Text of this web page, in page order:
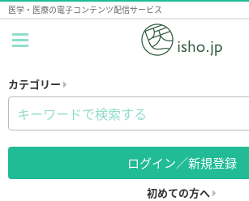
医学・医療の電子コンテンツ配信サービス
カテゴリー
ログイン／新規登録
初めての方へ